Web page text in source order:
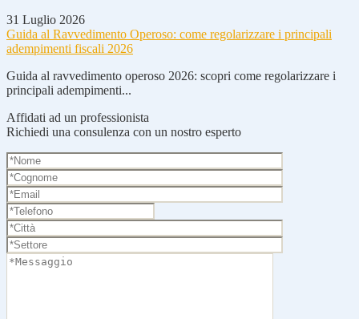
31 Luglio 2026
Guida al Ravvedimento Operoso: come regolarizzare i principali
adempimenti fiscali 2026
Guida al ravvedimento operoso 2026: scopri come regolarizzare i
principali adempimenti...
Affidati ad un professionista
Richiedi una consulenza con un nostro esperto